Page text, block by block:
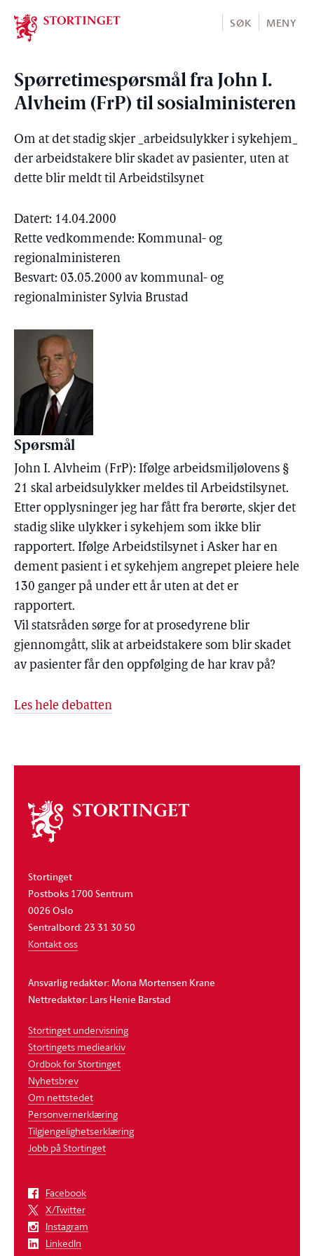
Stortinget.no
SØK MENY
Spørretimespørsmål fra John I.
Alvheim (FrP) til sosialministeren
Om at det stadig skjer _arbeidsulykker i sykehjem_
der arbeidstakere blir skadet av pasienter, uten at
dette blir meldt til Arbeidstilsynet
Datert: 14.04.2000
Rette vedkommende: Kommunal- og
regionalministeren
Besvart: 03.05.2000 av kommunal- og
regionalminister Sylvia Brustad
Spørsmål
John I. Alvheim (FrP): Ifølge arbeidsmiljølovens §
21 skal arbeidsulykker meldes til Arbeidstilsynet.
Etter opplysninger jeg har fått fra berørte, skjer det
stadig slike ulykker i sykehjem som ikke blir
rapportert. Ifølge Arbeidstilsynet i Asker har en
dement pasient i et sykehjem angrepet pleiere hele
130 ganger på under ett år uten at det er
rapportert.
Vil statsråden sørge for at prosedyrene blir
gjennomgått, slik at arbeidstakere som blir skadet
av pasienter får den oppfølging de har krav på?
Les hele debatten
Om
stortinget
Stortinget
Postboks 1700 Sentrum
0026 Oslo
Sentralbord: 23 31 30 50
Kontakt oss
Ansvarlig redaktør: Mona Mortensen Krane
Nettredaktør: Lars Henie Barstad
Stortinget undervisning
Stortingets mediearkiv
Ordbok for Stortinget
Nyhetsbrev
Om nettstedet
Personvernerklæring
Tilgjengelighetserklæring
Jobb på Stortinget
Facebook
X/Twitter
Instagram
LinkedIn